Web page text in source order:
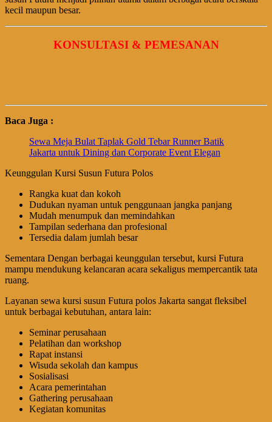
kecil maupun besar.
KONSULTASI & PEMESANAN
Baca Juga :
Sewa Meja Bulat Taplak Gold Tebar Runner Batik
Jakarta untuk Dining dan Corporate Event Elegan
Keunggulan Kursi Susun Futura Polos
Rangka kuat dan kokoh
Dudukan nyaman untuk penggunaan jangka panjang
Mudah menumpuk dan memindahkan
Tampilan sederhana dan profesional
Tersedia dalam jumlah besar
Sementara Dengan berbagai keunggulan tersebut, kursi Futura
mampu mendukung kelancaran acara sekaligus mempercantik tata
ruang.
Layanan sewa kursi susun Futura polos Jakarta sangat fleksibel
untuk berbagai kebutuhan, antara lain:
Seminar perusahaan
Pelatihan dan workshop
Rapat instansi
Wisuda sekolah dan kampus
Sosialisasi
Acara pemerintahan
Gathering perusahaan
Kegiatan komunitas